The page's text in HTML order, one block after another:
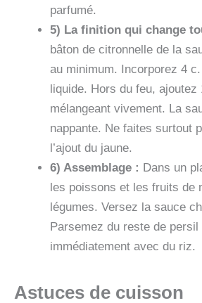
parfumé.
5) La finition qui change
bâton de citronnelle de la
au minimum. Incorporez 4
liquide. Hors du feu, ajoutez
mélangeant vivement. La
nappante. Ne faites surtout
l’ajout du jaune.
6) Assemblage : Dans un
les poissons et les fruits de
légumes. Versez la sauce
Parsemez du reste de
immédiatement avec du riz.
Astuces de cuisson